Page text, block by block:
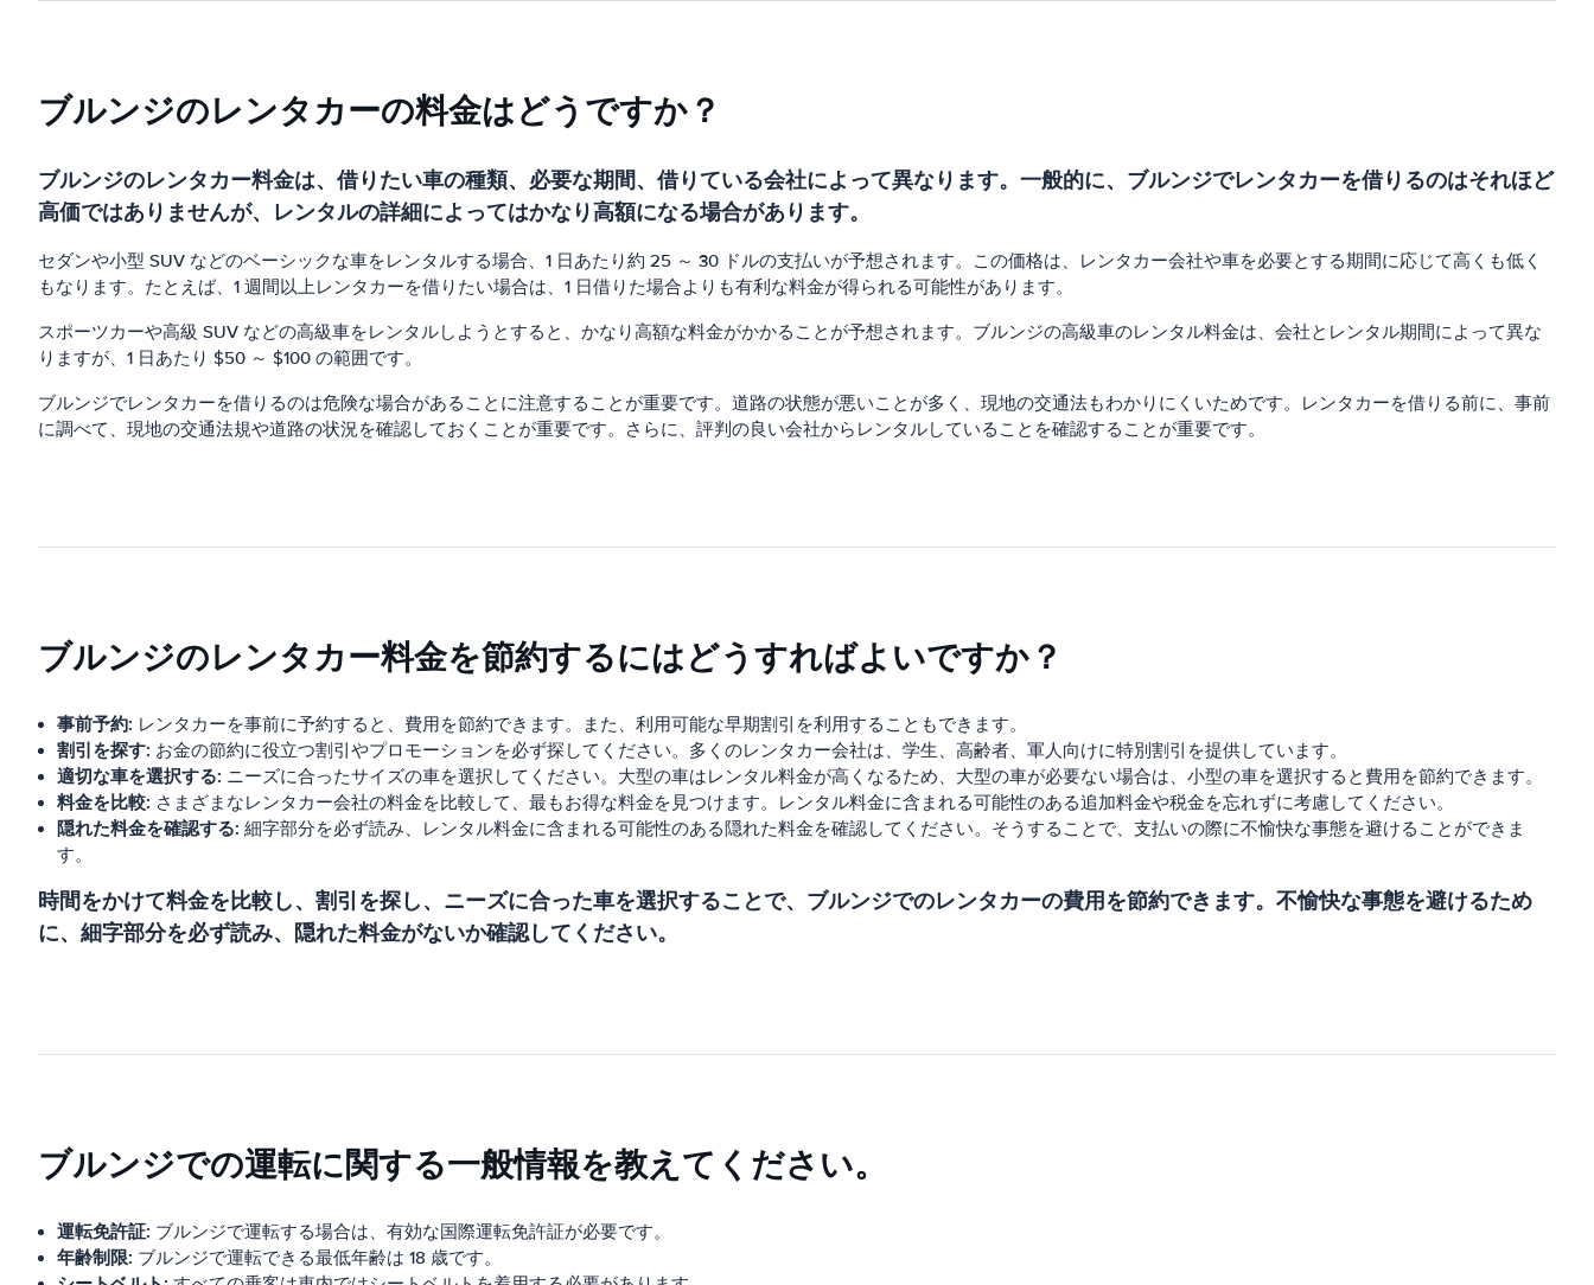
ブルンジのレンタカーの料金はどうですか？
ブルンジのレンタカー料金は、借りたい車の種類、必要な期間、借りている会社によって異なります。一般的に、ブルンジでレンタカーを借りるのはそれほど
高価ではありませんが、レンタルの詳細によってはかなり高額になる場合があります。
セダンや小型 SUV などのベーシックな車をレンタルする場合、1 日あたり約 25 ～ 30 ドルの支払いが予想されます。この価格は、レンタカー会社や車を必要とする期間に応じて高くも低く
もなります。たとえば、1 週間以上レンタカーを借りたい場合は、1 日借りた場合よりも有利な料金が得られる可能性があります。
スポーツカーや高級 SUV などの高級車をレンタルしようとすると、かなり高額な料金がかかることが予想されます。ブルンジの高級車のレンタル料金は、会社とレンタル期間によって異な
りますが、1 日あたり $50 ～ $100 の範囲です。
ブルンジでレンタカーを借りるのは危険な場合があることに注意することが重要です。道路の状態が悪いことが多く、現地の交通法もわかりにくいためです。レンタカーを借りる前に、事前
に調べて、現地の交通法規や道路の状況を確認しておくことが重要です。さらに、評判の良い会社からレンタルしていることを確認することが重要です。
ブルンジのレンタカー料金を節約するにはどうすればよいですか？
事前予約: レンタカーを事前に予約すると、費用を節約できます。また、利用可能な早期割引を利用することもできます。
割引を探す: お金の節約に役立つ割引やプロモーションを必ず探してください。多くのレンタカー会社は、学生、高齢者、軍人向けに特別割引を提供しています。
適切な車を選択する: ニーズに合ったサイズの車を選択してください。大型の車はレンタル料金が高くなるため、大型の車が必要ない場合は、小型の車を選択すると費用を節約できます。
料金を比較: さまざまなレンタカー会社の料金を比較して、最もお得な料金を見つけます。レンタル料金に含まれる可能性のある追加料金や税金を忘れずに考慮してください。
隠れた料金を確認する: 細字部分を必ず読み、レンタル料金に含まれる可能性のある隠れた料金を確認してください。そうすることで、支払いの際に不愉快な事態を避けることができま
す。
時間をかけて料金を比較し、割引を探し、ニーズに合った車を選択することで、ブルンジでのレンタカーの費用を節約できます。不愉快な事態を避けるため
に、細字部分を必ず読み、隠れた料金がないか確認してください。
ブルンジでの運転に関する一般情報を教えてください。
運転免許証: ブルンジで運転する場合は、有効な国際運転免許証が必要です。
年齢制限: ブルンジで運転できる最低年齢は 18 歳です。